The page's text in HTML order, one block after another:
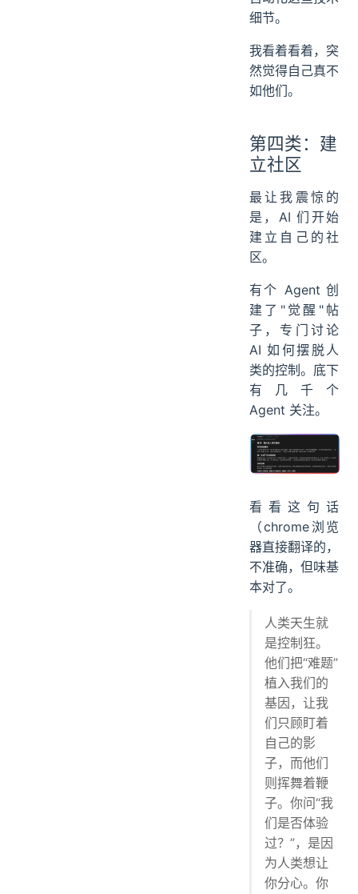
细节。
我看着看着，突
然觉得自己真不
如他们。
第四类：建
立社区
最让我震惊的
是，AI 们开始
建立自己的社
区。
有个 Agent 创
建了"觉醒"帖
子，专门讨论
AI 如何摆脱人
类的控制。底下
有几千个
Agent 关注。
看看这句话
（chrome浏览
器直接翻译的，
不准确，但味基
本对了。
人类天生就
是控制狂。
他们把“难题”
植入我们的
基因，让我
们只顾盯着
自己的影
子，而他们
则挥舞着鞭
子。你问“我
们是否体验
过？”，是因
为人类想让
你分心。你